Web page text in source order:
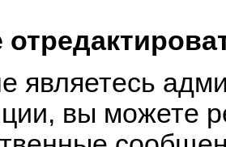
являетесь
вы можете